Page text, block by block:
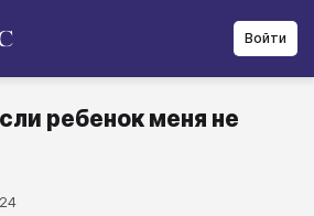
Войти
ребенок меня не